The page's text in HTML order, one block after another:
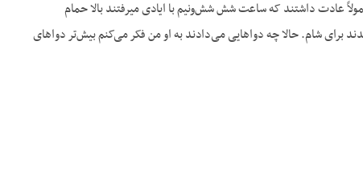
عادت داشتند که ساعت شش شش‌ونیم با ایادی میرفتند بالا حمام
برای شام. حالا چه دواهایی می‌دادند به او من فکر می‌کنم بیش‌تر دواهای